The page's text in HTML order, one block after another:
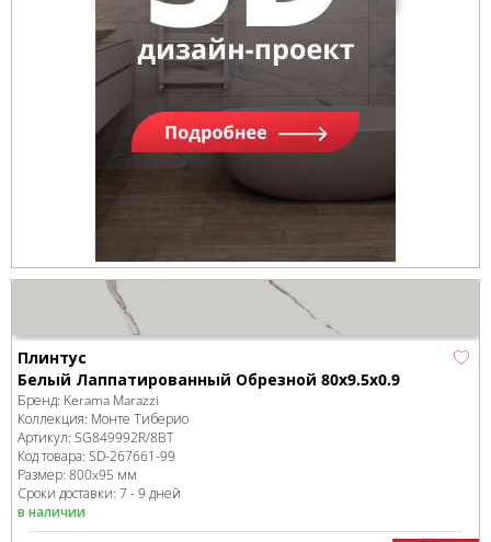
Плинтус
Белый Лаппатированный Обрезной 80x9.5x0.9
Бренд: Kerama Marazzi
Коллекция: Монте Тиберио
Артикул: SG849992R/8BT
Код товара: SD-267661-99
Размер: 800x95 мм
Сроки доставки: 7 - 9 дней
в наличии